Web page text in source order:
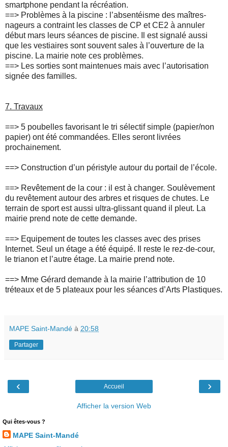
smartphone pendant la récréation.
==> Problèmes à la piscine : l’absentéisme des maîtres-
nageurs a contraint les classes de CP et CE2 à annuler
début mars leurs séances de piscine. Il est signalé aussi
que les vestiaires sont souvent sales à l’ouverture de la
piscine. La mairie note ces problèmes.
==> Les sorties sont maintenues mais avec l’autorisation
signée des familles.
7. Travaux
==> 5 poubelles favorisant le tri sélectif simple (papier/non
papier) ont été commandées. Elles seront livrées
prochainement.
==> Construction d’un péristyle autour du portail de l’école.
==> Revêtement de la cour : il est à changer. Soulèvement
du revêtement autour des arbres et risques de chutes. Le
terrain de sport est aussi ultra-glissant quand il pleut. La
mairie prend note de cette demande.
==> Equipement de toutes les classes avec des prises
Internet. Seul un étage a été équipé. Il reste le rez-de-cour,
le trianon et l’autre étage. La mairie prend note.
==> Mme Gérard demande à la mairie l’attribution de 10
tréteaux et de 5 plateaux pour les séances d’Arts Plastiques.
MAPE Saint-Mandé à 20:58
Partager
‹ ›
Accueil
Afficher la version Web
Qui êtes-vous ?
MAPE Saint-Mandé